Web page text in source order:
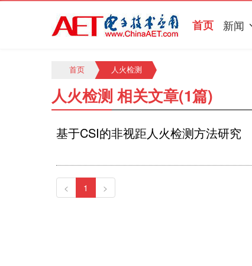
首页 新闻
首页 人火检测
人火检测 相关文章(1篇)
基于CSI的非视距人火检测方法研究
< 1 >